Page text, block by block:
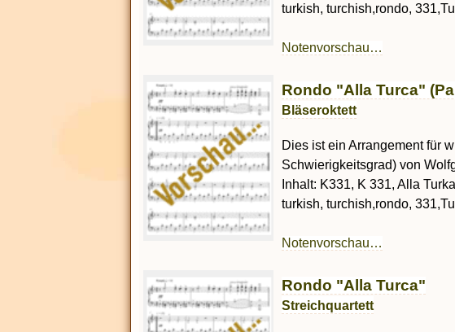
turkish, turchish,rondo,
Notenvorschau…
Rondo "Alla Turca"
Bläseroktett
Dies ist ein Arrangement für
Schwierigkeitsgrad) von
Inhalt: K331, K 331, Alla
turkish, turchish,rondo,
Notenvorschau…
Rondo "Alla Turca"
Streichquartett